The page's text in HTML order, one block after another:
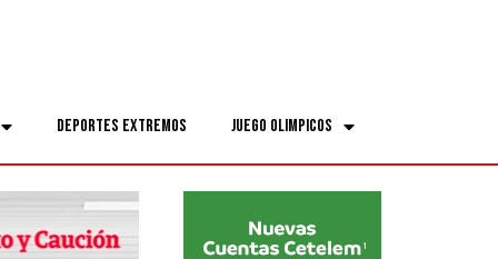
Deportes Extremos Juego Olimpicos